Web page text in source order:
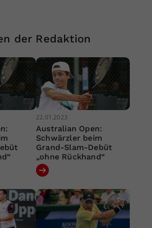
der Redaktion
22.01.2023
Australian Open:
Schwärzler beim
Grand-Slam-Debüt
„ohne Rückhand“